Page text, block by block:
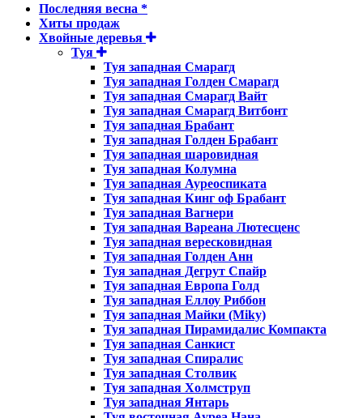
Последняя весна *
Хиты продаж
Хвойные деревья
Туя
Туя западная Смарагд
Туя западная Голден Смарагд
Туя западная Смарагд Вайт
Туя западная Смарагд Витбонт
Туя западная Брабант
Туя западная Голден Брабант
Туя западная шаровидная
Туя западная Колумна
Туя западная Ауреоспиката
Туя западная Кинг оф Брабант
Туя западная Вагнери
Туя западная Вареана Лютесценс
Туя западная вересковидная
Туя западная Голден Анн
Туя западная Дегрут Спайр
Туя западная Европа Голд
Туя западная Еллоу Риббон
Туя западная Майки (Miky)
Туя западная Пирамидалис Компакта
Туя западная Санкист
Туя западная Спиралис
Туя западная Столвик
Туя западная Холмструп
Туя западная Янтарь